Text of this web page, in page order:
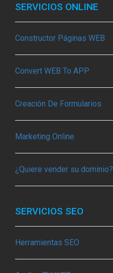
SERVICIOS ONLINE
Constructor Páginas WEB
Convert WEB To APP
Creación De Formularios
Marketing Online
¿Quiere vender su dominio?
SERVICIOS SEO
Herramientas SEO